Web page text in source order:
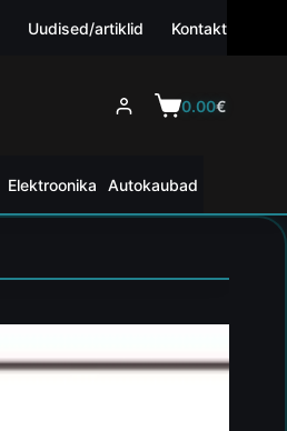
Uudised/artiklid Kontakt
0.00€
Elektroonika Autokaubad